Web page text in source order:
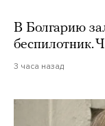
В Болгарию
беспилотник.
3 часа назад